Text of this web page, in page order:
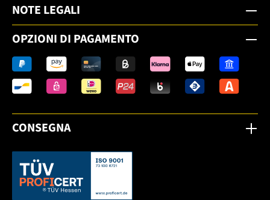
NOTE LEGALI
OPZIONI DI PAGAMENTO
CONSEGNA
Dieser Link öffnet sich in einem neuen Tab.